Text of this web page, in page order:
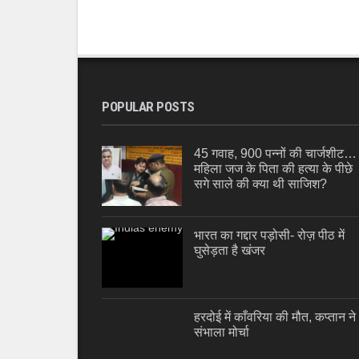
POPULAR POSTS
45 गवाह, 900 पन्नों की चार्जशीट…
महिला जज के पिता की हत्या के पीछे
सगे साले की क्या थी साजिश?
भारत का गद्दार पड़ोसी- रोज़ पीठ में
घुसेड़ता है खंजर
हरदोई में काँवरिया की मौत, कप्तान ने
संभाला मोर्चा